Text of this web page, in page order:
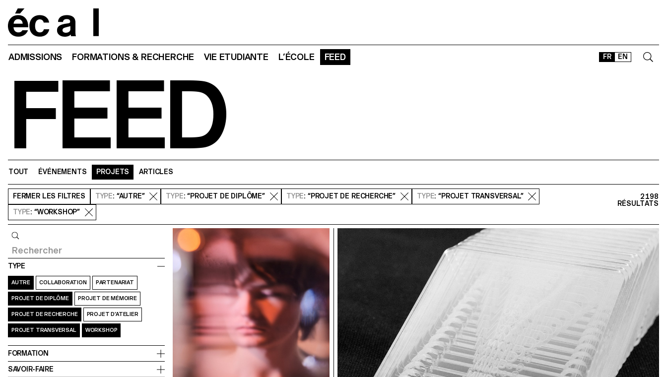
FR EN
ADMISSIONS FORMATIONS & RECHERCHE VIE ETUDIANTE L’ÉCOLE FEED
FEED
TOUT ÉVÉNEMENTS PROJETS ARTICLES
FERMER LES FILTRES TYPE: “AUTRE” TYPE: “PROJET DE DIPLÔME” TYPE: “PROJET DE RECHERCHE” TYPE: “PROJET TRANSVERSAL”
TYPE: “WORKSHOP”
2198
RÉSULTATS
TYPE
AUTRE COLLABORATION PARTENARIAT
PROJET DE DIPLÔME PROJET DE MÉMOIRE
PROJET DE RECHERCHE PROJET D’ATELIER
PROJET TRANSVERSAL WORKSHOP
FORMATION
SAVOIR-FAIRE